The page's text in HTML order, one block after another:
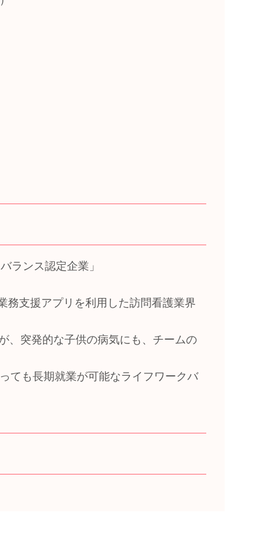
ランス認定企業」
務支援アプリを利用した訪問看護業界
、突発的な子供の病気にも、チームの
ても長期就業が可能なライフワークバ